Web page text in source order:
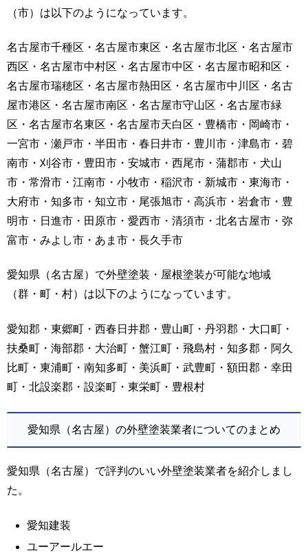
（市）は以下のようになっています。
名古屋市千種区・名古屋市東区・名古屋市北区・名古屋市
西区・名古屋市中村区・名古屋市中区・名古屋市昭和区・
名古屋市瑞穂区・名古屋市熱田区・名古屋市中川区・名古
屋市港区・名古屋市南区・名古屋市守山区・名古屋市緑
区・名古屋市名東区・名古屋市天白区・豊橋市・岡崎市・
一宮市・瀬戸市・半田市・春日井市・豊川市・津島市・碧
南市・刈谷市・豊田市・安城市・西尾市・蒲郡市・犬山
市・常滑市・江南市・小牧市・稲沢市・新城市・東海市・
大府市・知多市・知立市・尾張旭市・高浜市・岩倉市・豊
明市・日進市・田原市・愛西市・清須市・北名古屋市・弥
富市・みよし市・あま市・長久手市
愛知県（名古屋）で外壁塗装・屋根塗装が可能な地域
（群・町・村）は以下のようになっています。
愛知郡・東郷町・西春日井郡・豊山町・丹羽郡・大口町・
扶桑町・海部郡・大治町・蟹江町・飛島村・知多郡・阿久
比町・東浦町・南知多町・美浜町・武豊町・額田郡・幸田
町・北設楽郡・設楽町・東栄町・豊根村
愛知県（名古屋）の外壁塗装業者についてのまとめ
愛知県（名古屋）で評判のいい外壁塗装業者を紹介しまし
た。
愛知建装
ユーアールエー